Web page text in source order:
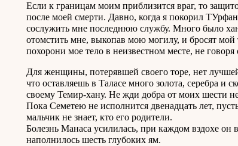
Если к границам моим приблизится враг, то
после моей смерти. Давно, когда я покорил
сослужить мне последнюю службу. Много было
отомстить мне, выкопав мою могилу, и бросят
похорони мое тело в неизвестном месте, не
Для женщины, потерявшей своего торе, нет
что оставляешь в Таласе много золота, серебра и
своему Темир-хану. Не жди добра от моих шести
Пока Семетею не исполнится двенадцать лет,
мальчик не знает, кто его родители.
Болезнь Манаса усилилась, при каждом вздохе
наполнилось шесть глубоких ям.